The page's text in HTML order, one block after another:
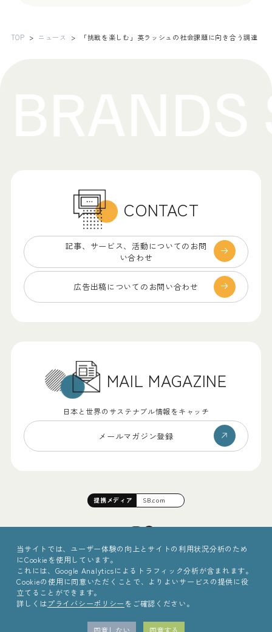
TOP ニュース 「挑戦を楽しむ」英ラッシュの社会課題に向き合う調達
CONTACT
記事、サービス、 活動についてのお問
い合わせ
広告出稿についての お問い合わせ
MAIL MAGAZINE
日本と世界のサステナブル情報をキャッチ
メールマガジン登録
©2025 Sinc Inc.
提携メディア SB.com
当サイトでは、ユーザー体験の向上とサイトの利用状況分析のため
にCookieを使用しています。
これには、Google Analyticsによるトラフィック分析が含まれます。
Cookieの使用に同意いただくことで、よりよいサービスの提供に役
立てることができます。
詳しくはプライバシーポリシー をご確認ください。
同意しない 同意する